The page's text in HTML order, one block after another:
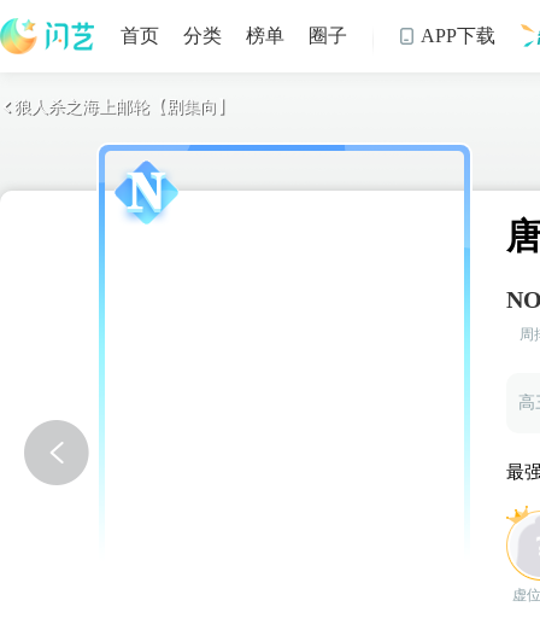
首页 分类 榜单 圈子  APP下载
 狼人杀之海上邮轮【剧集向】
周
高
最
虚